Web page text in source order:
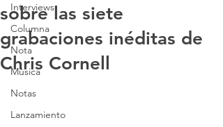
Interviews
Columna
Nota
Música
Notas
Lanzamiento
sobre las siete
grabaciones inéditas de
Chris Cornell